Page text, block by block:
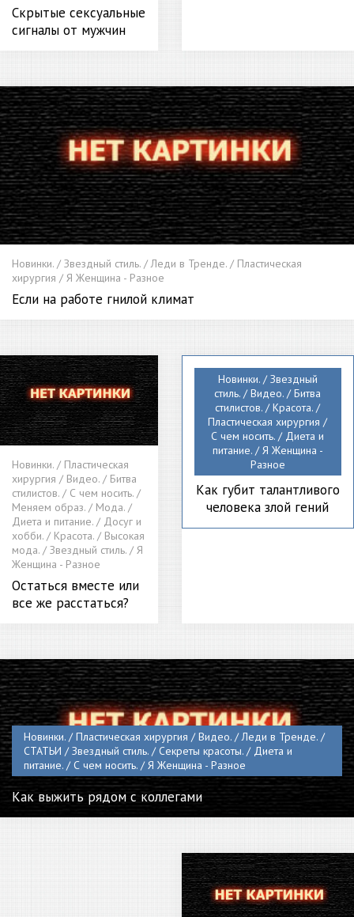
Новинки. / Звездный стиль. / Леди в Тренде. / Пластическая
хирургия / Я Женщина - Разное
Если на работе гнилой климат
Скрытые сексуальные
сигналы от мужчин
Новинки. / Пластическая
хирургия / Видео. / Битва
стилистов. / С чем носить. /
Меняем образ. / Мода. /
Диета и питание. / Досуг и
хобби. / Красота. / Высокая
мода. / Звездный стиль. / Я
Женщина - Разное
Остаться вместе или
все же расстаться?
Новинки. / Пластическая хирургия / Видео. / Леди в Тренде. /
СТАТЬИ / Звездный стиль. / Секреты красоты. / Диета и
питание. / С чем носить. / Я Женщина - Разное
Как выжить рядом с коллегами
Новинки. / Звездный
стиль. / Видео. / Битва
стилистов. / Красота. /
Пластическая хирургия /
С чем носить. / Диета и
питание. / Я Женщина -
Разное
Как губит талантливого
человека злой гений